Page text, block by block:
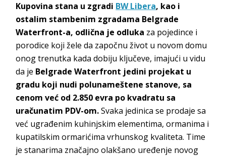
Kupovina stana u zgradi BW Libera, kao i
ostalim stambenim zgradama Belgrade
Waterfront-a, odlična je odluka za pojedince i
porodice koji žele da započnu život u novom domu
onog trenutka kada dobiju ključeve, imajući u vidu
da je Belgrade Waterfront jedini projekat u
gradu koji nudi polunameštene stanove, sa
cenom već od 2.850 evra po kvadratu sa
uračunatim PDV-om.Svaka jedinica se prodaje sa
već ugrađenim kuhinjskim elementima, ormanima i
kupatilskim ormarićima vrhunskog kvaliteta. Time
je stanarima značajno olakšano uređenje novog